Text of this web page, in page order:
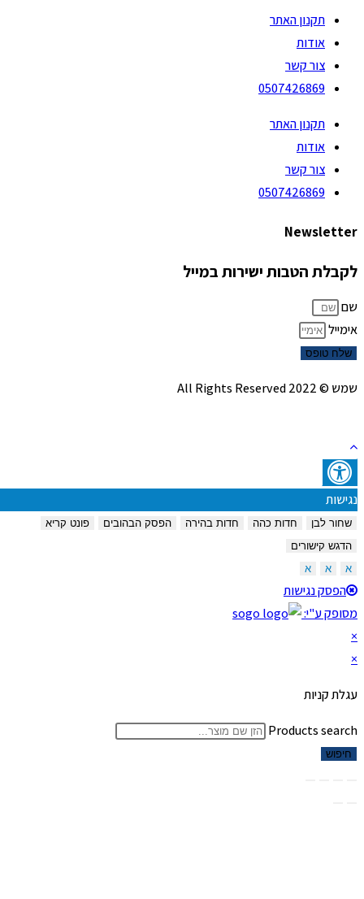
תקנון האתר
אודות
צור קשר
0507426869
תקנון האתר
אודות
צור קשר
0507426869
Newsletter
לקבלת הטבות ישירות במייל
שם
אימייל
שלח טופס
שמש © 2022 All Rights Reserved
נגישות
שחור לבן חדות כהה חדות בהירה הפסק הבהובים
פונט קריא
הדגש קישורים
הפסק נגישות
מסופק ע"י:
עגלת קניות
Products search
חיפוש